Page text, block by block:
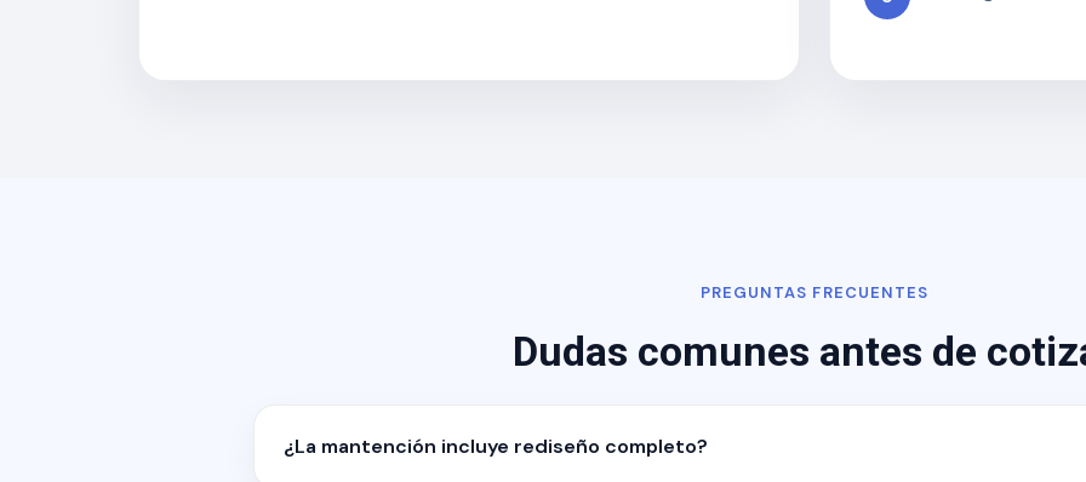
PREGUNTAS FRECUENTES
Dudas comunes antes de
¿La mantención incluye rediseño completo?